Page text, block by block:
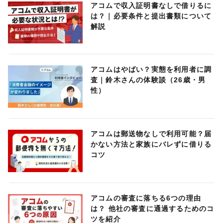
アコムで収入証明書なしで借りるに
は？｜必要条件と提出書類について
解説
アコムはやばい？実態を利用者に調
査｜鈴木さんの体験談（26歳・男
性）
アコムは郵送物なしで利用可能？届
かない方法と家族にバレずに借りる
コツ
アコムの審査に落ちる6つの理由
は？ 他社の審査に通過するためのコ
ツを紹介